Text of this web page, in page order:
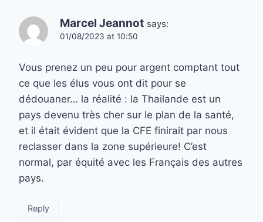
Marcel Jeannot says:
01/08/2023 at 10:50
Vous prenez un peu pour argent comptant tout
ce que les élus vous ont dit pour se
dédouaner… la réalité : la Thailande est un
pays devenu très cher sur le plan de la santé,
et il était évident que la CFE finirait par nous
reclasser dans la zone supérieure! C’est
normal, par équité avec les Français des autres
pays.
Reply